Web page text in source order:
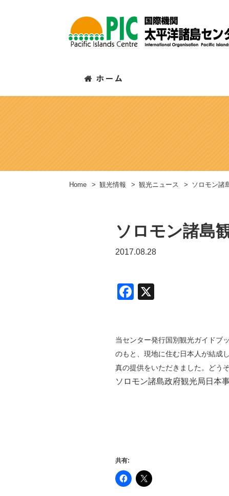
Home > 観光情報 > 観光ニュース > ソロモン諸
ソロモン諸島
2017.08.28
F
e
b
o
o
当センター発行国別観光ガイドブ
のもと、 現地に住む日本人が結成
真の提供をいただきました。どう
ソロモン諸島政府観光局日本
共有: